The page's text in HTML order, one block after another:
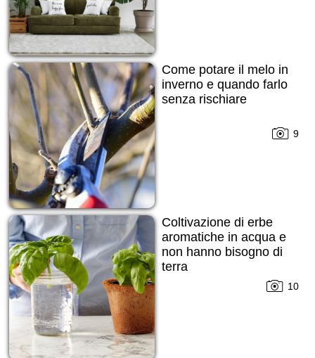
Come potare il melo in
inverno e quando farlo
senza rischiare
9
Coltivazione di erbe
aromatiche in acqua e
non hanno bisogno di
terra
10